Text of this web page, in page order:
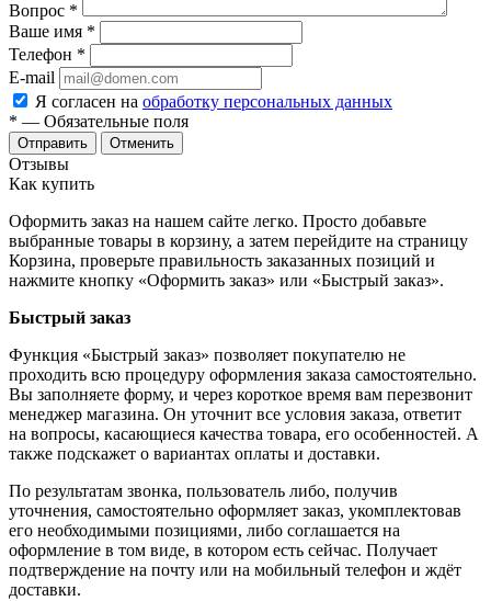
Вопрос *
Ваше имя *
Телефон *
E-mail
Я согласен на обработку персональных данных
* — Обязательные поля
Отменить
Отзывы
Как купить
Оформить заказ на нашем сайте легко. Просто добавьте
выбранные товары в корзину, а затем перейдите на страницу
Корзина, проверьте правильность заказанных позиций и
нажмите кнопку «Оформить заказ» или «Быстрый заказ».
Быстрый заказ
Функция «Быстрый заказ» позволяет покупателю не
проходить всю процедуру оформления заказа самостоятельно.
Вы заполняете форму, и через короткое время вам перезвонит
менеджер магазина. Он уточнит все условия заказа, ответит
на вопросы, касающиеся качества товара, его особенностей. А
также подскажет о вариантах оплаты и доставки.
По результатам звонка, пользователь либо, получив
уточнения, самостоятельно оформляет заказ, укомплектовав
его необходимыми позициями, либо соглашается на
оформление в том виде, в котором есть сейчас. Получает
подтверждение на почту или на мобильный телефон и ждёт
доставки.